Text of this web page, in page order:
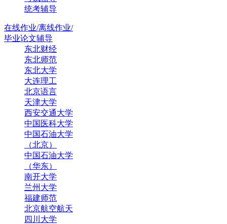
统考辅导
在线作业/离线作业/
毕业论文辅导
东北财经
东北师范
东北大学
大连理工
北京语言
天津大学
西安交通大学
中国医科大学
中国石油大学
（北京）
中国石油大学
（华东）
南开大学
兰州大学
福建师范
北京航空航天
四川大学